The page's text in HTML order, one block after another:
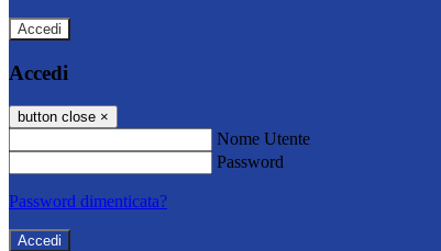
Accedi
Accedi
button close ×
Nome Utente
Password
Password dimenticata?